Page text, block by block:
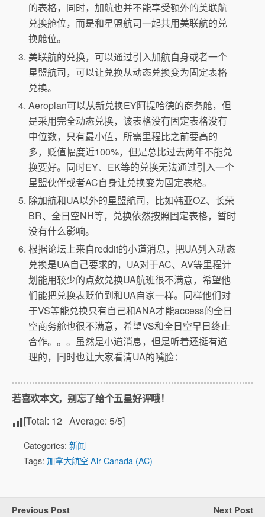
的表格，同时，加航也并不能享受额外的美联航
兑换舱位，而是和星盟航司一起共用美联航的兑
换舱位。
美联航的兑换，可以通过引入加航自身或者一个
星盟航司，可以让兑换从动态兑换变为固定表格
兑换。
Aeroplan可以从新兑换EY阿提哈德的商务舱，但
是采用完全动态兑换，该表格没有固定表格没有
中位数，只有最小值，所需里程比之前要高的
多，贬值幅度近100%，但是总比过去两年不能兑
换要好。同时EY、EK等的兑换无法通过引入一个
星盟伙伴或者AC自身让兑换变为固定表格。
除加航和UA以外的星盟航司，比如韩亚OZ、长荣
BR、全日空NH等，兑换依然按照固定表格，暂时
没有什么影响。
根据论坛上来自reddit的小道消息，把UA列入动态
兑换是UA自己要求的，UA对于AC、AV等里程计
划能用较少的点数兑换UA航班很不满意，希望他
们能把兑换表贬值到和UA自家一样。同样他们对
于VS等能兑换只有自己和ANA才能access的全日
空商务舱也很不满意，希望VS和全日空早日终止
合作。。。虽然是小道消息，但是听着还挺有道
理的，同时也让大家看清UA的嘴脸：
若喜欢本文，别忘了给个五星好评哦！
[Total: 12 Average: 5/5]
Categories: 新闻
Tags: 加拿大航空 Air Canada (AC)
Previous Post Next Post